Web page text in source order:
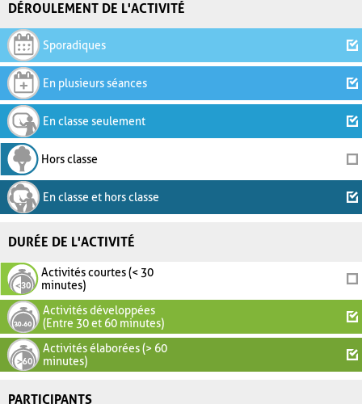
DÉROULEMENT DE L'ACTIVITÉ
Sporadiques
En plusieurs séances
En classe seulement
Hors classe
En classe et hors classe
DURÉE DE L'ACTIVITÉ
Activités courtes (< 30
minutes)
Activités développées
(Entre 30 et 60 minutes)
Activités élaborées (> 60
minutes)
PARTICIPANTS